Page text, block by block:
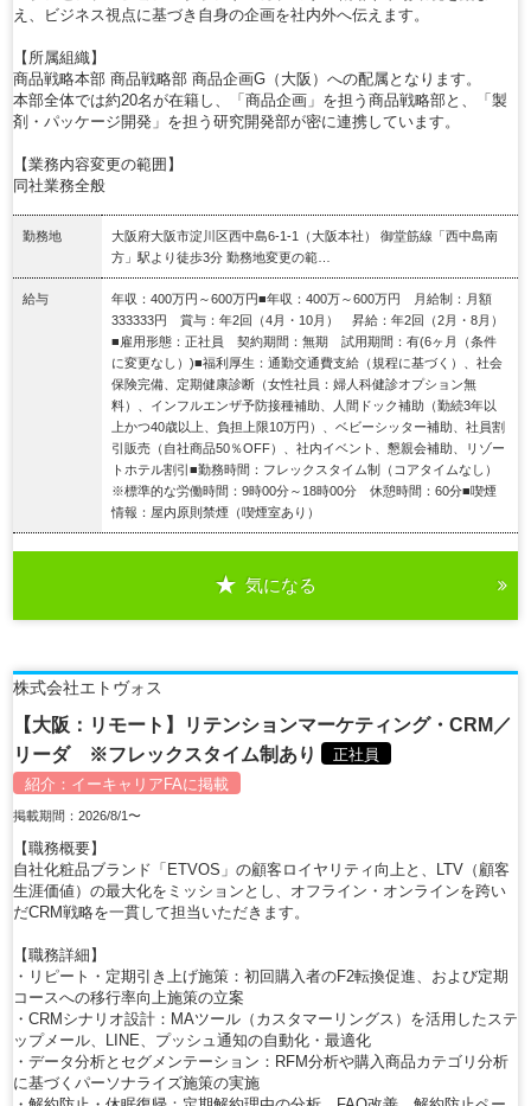
え、ビジネス視点に基づき自身の企画を社内外へ伝えます。
【所属組織】
商品戦略本部 商品戦略部 商品企画G（大阪）への配属となります。
本部全体では約20名が在籍し、「商品企画」を担う商品戦略部と、「製
剤・パッケージ開発」を担う研究開発部が密に連携しています。
【業務内容変更の範囲】
同社業務全般
勤務地
大阪府大阪市淀川区西中島6-1-1（大阪本社） 御堂筋線「西中島南
方」駅より徒歩3分 勤務地変更の範…
給与
年収：400万円～600万円■年収：400万～600万円 月給制：月額
333333円 賞与：年2回（4月・10月） 昇給：年2回（2月・8月）
■雇用形態：正社員 契約期間：無期 試用期間：有(6ヶ月（条件
に変更なし）)■福利厚生：通勤交通費支給（規程に基づく）、社会
保険完備、定期健康診断（女性社員：婦人科健診オプション無
料）、インフルエンザ予防接種補助、人間ドック補助（勤続3年以
上かつ40歳以上、負担上限10万円）、ベビーシッター補助、社員割
引販売（自社商品50％OFF）、社内イベント、懇親会補助、リゾー
トホテル割引■勤務時間：フレックスタイム制（コアタイムなし）
※標準的な労働時間：9時00分～18時00分 休憩時間：60分■喫煙
情報：屋内原則禁煙（喫煙室あり）
気になる
株式会社エトヴォス
【大阪：リモート】リテンションマーケティング・CRM／
リーダ ※フレックスタイム制あり
正社員
紹介： イーキャリアFAに掲載
掲載期間：2026/8/1〜
【職務概要】
自社化粧品ブランド「ETVOS」の顧客ロイヤリティ向上と、LTV（顧客
生涯価値）の最大化をミッションとし、オフライン・オンラインを跨い
だCRM戦略を一貫して担当いただきます。
【職務詳細】
・リピート・定期引き上げ施策：初回購入者のF2転換促進、および定期
コースへの移行率向上施策の立案
・CRMシナリオ設計：MAツール（カスタマーリングス）を活用したステ
ップメール、LINE、プッシュ通知の自動化・最適化
・データ分析とセグメンテーション：RFM分析や購入商品カテゴリ分析
に基づくパーソナライズ施策の実施